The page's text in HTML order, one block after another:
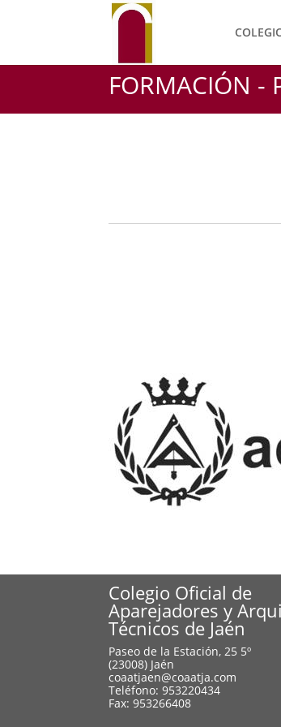
FORMACIÓN -
Colegio Oficial de
Aparejadores y
Técnicos de Jaén
Paseo de la Estación, 25 5º
(23008) Jaén
coaatjaen@coaatja.com
Teléfono: 953220434
Fax: 953266408